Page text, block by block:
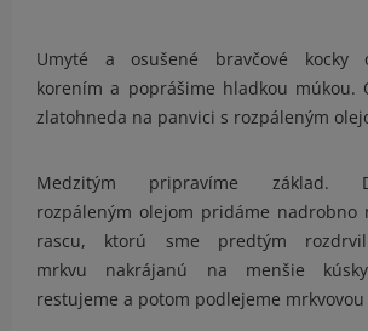
Umyté a osušené bravčové kocky
korením a poprášime hladkou múkou.
zlatohneda na panvici s rozpáleným
Medzitým pripravíme
rozpáleným olejom pridáme nadrobno
rascu, ktorú sme predtým
mrkvu nakrájanú na menšie
restujeme a potom podlejeme mrkvovou